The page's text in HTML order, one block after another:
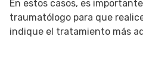
En estos casos, es
traumatólogo para que
indique el tratamiento más